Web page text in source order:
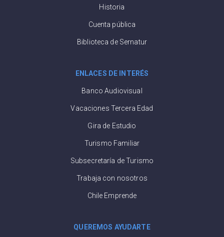
Historia
Cuenta pública
Biblioteca de Sernatur
ENLACES DE INTERÉS
Banco Audiovisual
Vacaciones Tercera Edad
Gira de Estudio
Turismo Familiar
Subsecretaría de Turismo
Trabaja con nosotros
Chile Emprende
QUEREMOS AYUDARTE